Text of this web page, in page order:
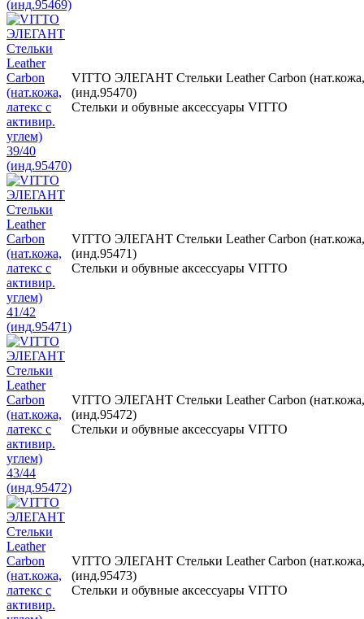
VITTO ЭЛЕГАНТ Стельки Leather Carbon (нат.кожа,
(инд.95470)
Стельки и обувные аксессуары VITTO
VITTO ЭЛЕГАНТ Стельки Leather Carbon (нат.кожа,
(инд.95471)
Стельки и обувные аксессуары VITTO
VITTO ЭЛЕГАНТ Стельки Leather Carbon (нат.кожа,
(инд.95472)
Стельки и обувные аксессуары VITTO
VITTO ЭЛЕГАНТ Стельки Leather Carbon (нат.кожа,
(инд.95473)
Стельки и обувные аксессуары VITTO